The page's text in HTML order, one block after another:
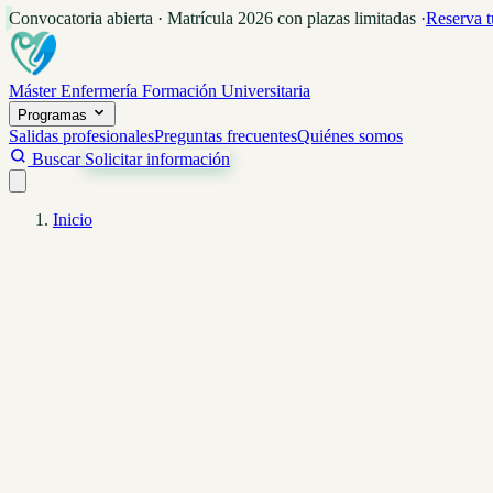
Convocatoria abierta · Matrícula 2026 con plazas limitadas ·Reserva
Máster Enfermería Formación Universitaria
Programas
Salidas profesionalesPreguntas frecuentesQuiénes somos
Buscar Solicitar información
Inicio